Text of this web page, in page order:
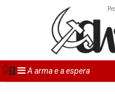
A arma e a espera